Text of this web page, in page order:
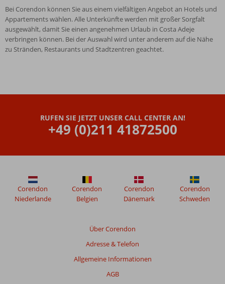
Bei Corendon können Sie aus einem vielfältigen Angebot an Hotels und
Appartements wählen. Alle Unterkünfte werden mit großer Sorgfalt
ausgewählt, damit Sie einen angenehmen Urlaub in Costa Adeje
verbringen können. Bei der Auswahl wird unter anderem auf die Nähe
zu Stränden, Restaurants und Stadtzentren geachtet.
RUFEN SIE JETZT UNSER CALL CENTER AN!
+49 (0)211 41872500
Über Corendon
Adresse & Telefon
Allgemeine Informationen
AGB
Corendon
Niederlande
Corendon
Belgien
Corendon
Dänemark
Corendon
Schweden